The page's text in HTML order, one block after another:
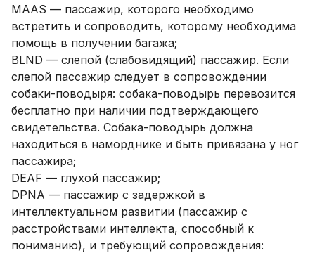
MAAS — пассажир, которого необходимо
встретить и сопроводить, которому необходима
помощь в получении багажа;
BLND — слепой (слабовидящий) пассажир. Если
слепой пассажир следует в сопровождении
собаки-поводыря: собака-поводырь перевозится
бесплатно при наличии подтверждающего
свидетельства. Собака-поводырь должна
находиться в наморднике и быть привязана у ног
пассажира;
DEAF — глухой пассажир;
DPNA — пассажир с задержкой в
интеллектуальном развитии (пассажир с
расстройствами интеллекта, способный к
пониманию), и требующий сопровождения: